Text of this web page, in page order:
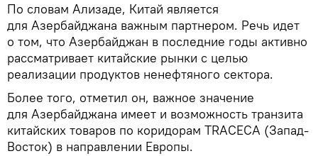
По словам Ализаде, Китай является
для Азербайджана важным партнером. Речь идет
о том, что Азербайджан в последние годы активно
рассматривает китайские рынки с целью
реализации продуктов ненефтяного сектора.
Более того, отметил он, важное значение
для Азербайджана имеет и возможность транзита
китайских товаров по коридорам TRACECA (Запад-
Восток) в направлении Европы.